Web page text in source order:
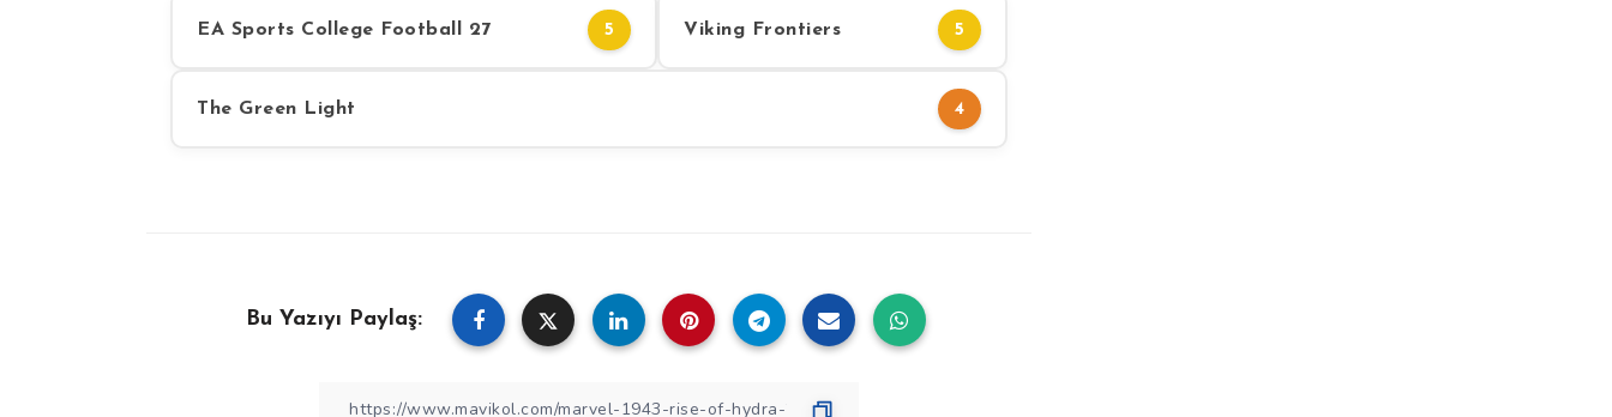
EA Sports College Football 27 5 Viking Frontiers 5
The Green Light 4
Bu Yazıyı Paylaş: